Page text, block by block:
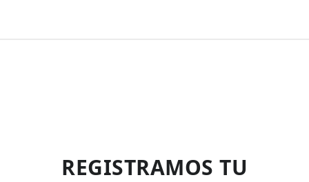
REGISTRAMOS TU